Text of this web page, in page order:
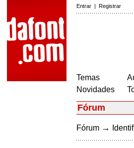
Entrar | Registrar
Temas
Novidades
Fórum
Fórum →